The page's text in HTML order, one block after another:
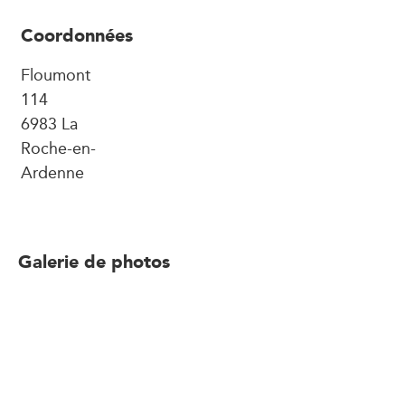
Coordonnées
Floumont
114
6983 La
Roche-en-
Ardenne
Galerie de photos